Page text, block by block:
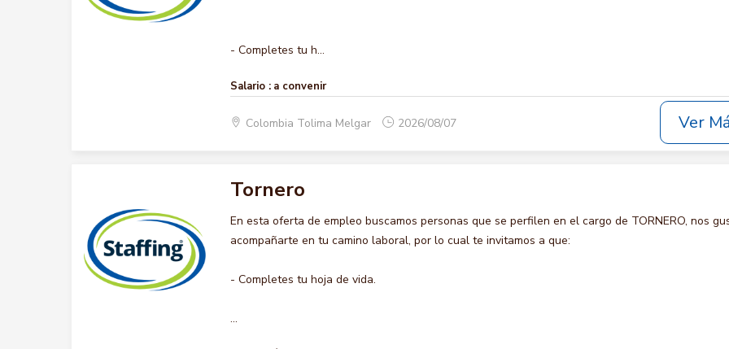
- Completes tu h...
Salario : a convenir
Colombia Tolima Melgar 2026/08/07 Ver
Tornero
En esta oferta de empleo buscamos personas que se perfilen en el cargo de TORNERO, nos
acompañarte en tu camino laboral, por lo cual te invitamos a que:
- Completes tu hoja de vida.
...